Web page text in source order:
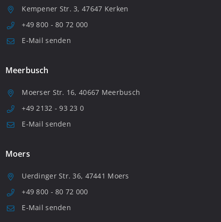
Kempener Str. 3, 47647 Kerken
+49 800 - 80 72 000
E-Mail senden
Meerbusch
Moerser Str. 16, 40667 Meerbusch
+49 2132 - 93 23 0
E-Mail senden
Moers
Uerdinger Str. 36, 47441 Moers
+49 800 - 80 72 000
E-Mail senden